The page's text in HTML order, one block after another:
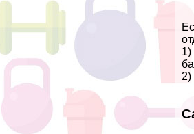
1)
2)